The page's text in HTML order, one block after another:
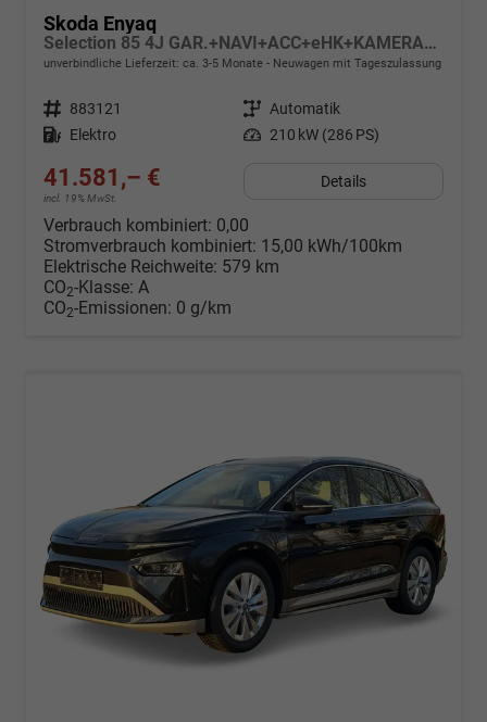
Skoda Enyaq
Selection 85 4J GAR.+NAVI+ACC+eHK+KAMERA+SHZ+19" ALU+KESSY+LED+KLIMA
unverbindliche Lieferzeit: ca. 3-5 Monate Neuwagen mit Tageszulassung
Fahrzeugnr. 883121 Getriebe Automatik
Kraftstoff Elektro Leistung 210 kW (286 PS)
41.581,– €
incl. 19% MwSt.
Details
Verbrauch kombiniert: 0,00
Stromverbrauch kombiniert: 15,00 kWh/100km
Elektrische Reichweite: 579 km
CO2-Klasse: A
CO2-Emissionen: 0 g/km